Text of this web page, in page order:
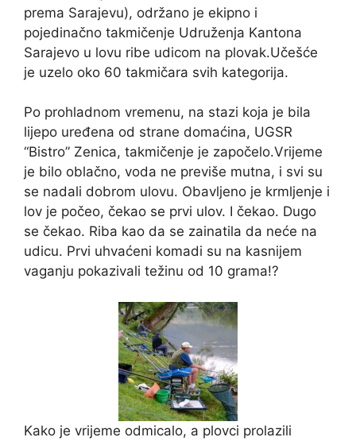
prema Sarajevu), održano je ekipno i
pojedinačno takmičenje Udruženja Kantona
Sarajevo u lovu ribe udicom na plovak.Učešće
je uzelo oko 60 takmičara svih kategorija.
Po prohladnom vremenu, na stazi koja je bila
lijepo uređena od strane domaćina, UGSR
“Bistro” Zenica, takmičenje je započelo.Vrijeme
je bilo oblačno, voda ne previše mutna, i svi su
se nadali dobrom ulovu. Obavljeno je krmljenje i
lov je počeo, čekao se prvi ulov. I čekao. Dugo
se čekao. Riba kao da se zainatila da neće na
udicu. Prvi uhvaćeni komadi su na kasnijem
vaganju pokazivali težinu od 10 grama!?
Kako je vrijeme odmicalo, a plovci prolazili